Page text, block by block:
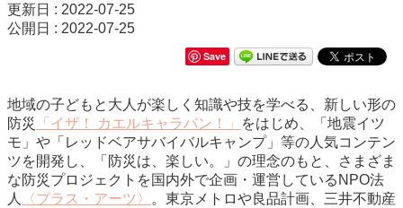
更新日 : 2022-07-25
公開日 : 2022-07-25
Save
地域の子どもと大人が楽しく知識や技を学べる、新しい形の
防災
「イザ！ カエルキャラバン！」
をはじめ、「地震イツ
モ」や「レッドベアサバイバルキャンプ」等の人気コンテン
ツを開発し、「防災は、楽しい。」の理念のもと、さまざま
な防災プロジェクトを国内外で企画・運営しているNPO法
人
〈プラス・アーツ〉
。東京メトロや良品計画、三井不動産